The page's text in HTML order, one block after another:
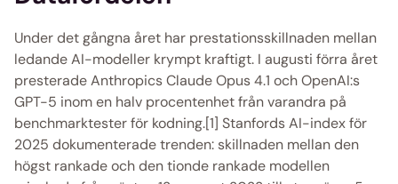
Under det gångna året har prestationsskillnaden mellan
ledande AI-modeller krympt kraftigt. I augusti förra året
presterade Anthropics Claude Opus 4.1 och OpenAI:s
GPT-5 inom en halv procentenhet från varandra på
benchmarktester för kodning.[1] Stanfords AI-index för
2025 dokumenterade trenden: skillnaden mellan den
högst rankade och den tionde rankade modellen